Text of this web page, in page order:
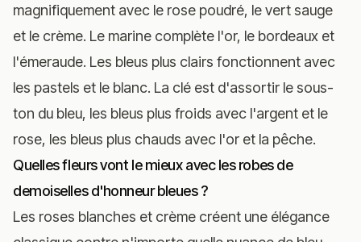
magnifiquement avec le rose poudré, le vert sauge
et le crème. Le marine complète l'or, le bordeaux et
l'émeraude. Les bleus plus clairs fonctionnent avec
les pastels et le blanc. La clé est d'assortir le sous-
ton du bleu, les bleus plus froids avec l'argent et le
rose, les bleus plus chauds avec l'or et la pêche.
Quelles fleurs vont le mieux avec les robes de
demoiselles d'honneur bleues ?
Les roses blanches et crème créent une élégance